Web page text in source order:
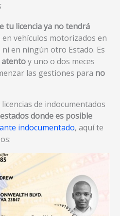
tu licencia ya no tendrá
en vehículos motorizados en
ni en ningún otro Estado. Es
y uno o dos meces
las gestiones para no
de indocumentados
donde es posible
indocumentado, aquí te